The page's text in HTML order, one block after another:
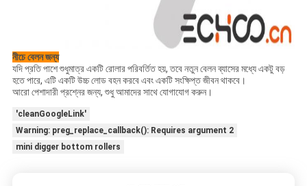
নীচে বেলন জন্য
যদি প্রতি পাশে শুধুমাত্র একটি রোলার পরিবর্তিত হয়, তবে নতুন বেলন ব্যাসের মধ্যে একটু বড়
হতে পারে, এটি একটি উচ্চ লোড বহন করবে এবং একটি সংক্ষিপ্ত জীবন থাকবে।
আরো পেশাদারী প্রশ্নের জন্য, শুধু আমাদের সাথে যোগাযোগ করুন।
'cleanGoogleLink'
Warning: preg_replace_callback(): Requires argument 2
mini digger bottom rollers